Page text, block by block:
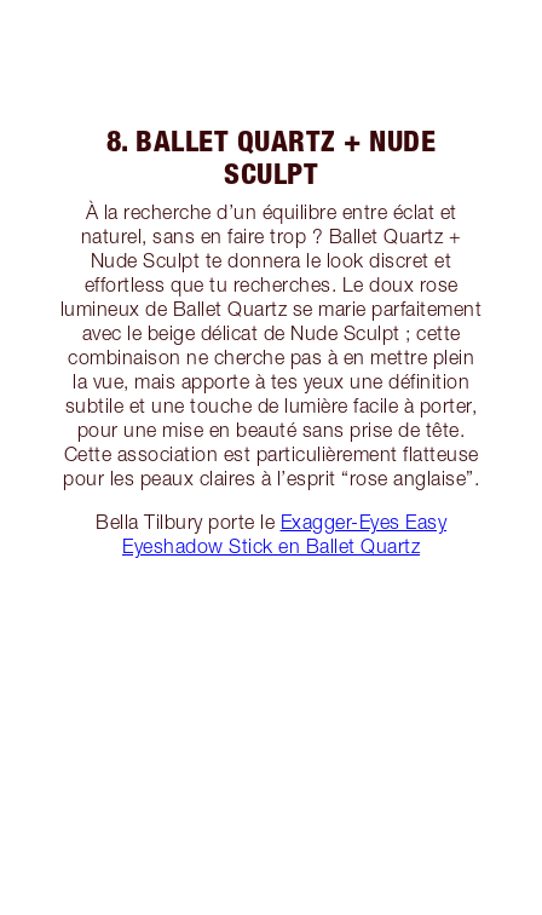
8. BALLET QUARTZ + NUDE
SCULPT
À la recherche d’un équilibre entre éclat et
naturel, sans en faire trop ? Ballet Quartz +
Nude Sculpt te donnera le look discret et
effortless que tu recherches. Le doux rose
lumineux de Ballet Quartz se marie parfaitement
avec le beige délicat de Nude Sculpt ; cette
combinaison ne cherche pas à en mettre plein
la vue, mais apporte à tes yeux une définition
subtile et une touche de lumière facile à porter,
pour une mise en beauté sans prise de tête.
Cette association est particulièrement flatteuse
pour les peaux claires à l’esprit “rose anglaise”.
Bella Tilbury porte le Exagger-Eyes Easy
Eyeshadow Stick en Ballet Quartz